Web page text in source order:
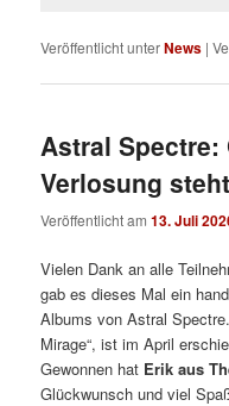
Veröffentlicht unterNews |
Astral Spectre:
Verlosung
Veröffentlicht am13. Juli
Vielen Dank an alle
gab es dieses Mal ein
Albums von Astral
Mirage“, ist im April
Gewonnen hat Erik aus
Glückwunsch und viel